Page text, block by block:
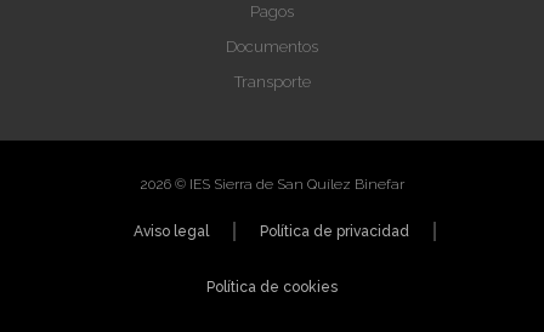
Pagos
Documentos
Transporte
2026 © IES Sierra de San Quílez Binefar
Aviso legal Política de privacidad
Política de cookies